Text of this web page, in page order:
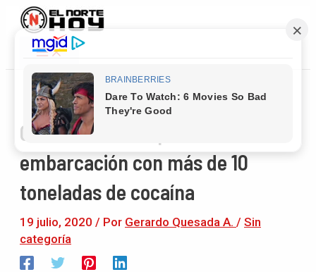
contenido
Main
Menu
Guardacostas capturan
embarcación con más de 10
toneladas de cocaína
19 julio, 2020 / Por Gerardo Quesada A. / Sin
categoría
Navegación
entradas